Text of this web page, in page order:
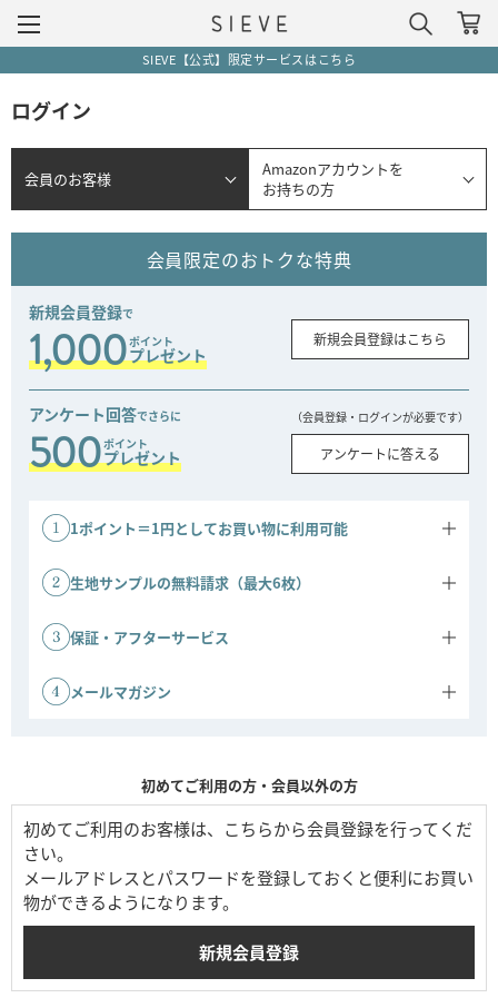
SIEVE【公式】限定サービスはこちら
ログイン
会員のお客様
Amazonアカウントを
お持ちの方
会員限定のおトクな特典
新規会員登録で
1,000ポイント
プレゼント
新規会員登録はこちら
アンケート回答でさらに
500ポイント
プレゼント
（会員登録・ログインが必要です）
アンケートに答える
1ポイント＝1円としてお買い物に利用可能
1ポイント＝1円としてご利用いただけます。
生地サンプルの無料請求（最大6枚）
際の色味や質感をお確かめのうえ、安心してお選びいただけます。
※ご請求には事前の会員登録が必要です。
保証・アフターサービス
その他商品 1年保証：その他商品は1年間保証です。
メールマガジン
初めてご利用の方・会員以外の方
初めてご利用のお客様は、こちらから会員登録を行ってくだ
さい。
メールアドレスとパスワードを登録しておくと便利にお買い
物ができるようになります。